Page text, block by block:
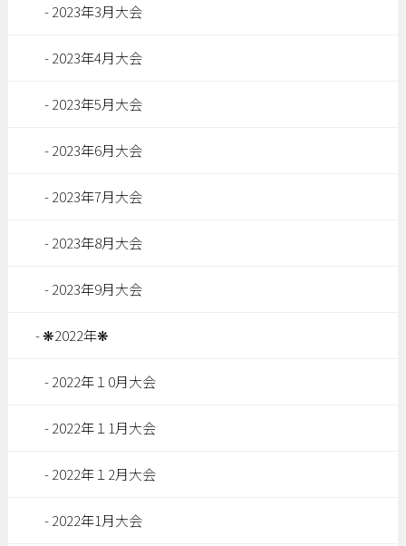
2023年3月大会
2023年4月大会
2023年5月大会
2023年6月大会
2023年7月大会
2023年8月大会
2023年9月大会
❋2022年❋
2022年１0月大会
2022年１1月大会
2022年１2月大会
2022年1月大会